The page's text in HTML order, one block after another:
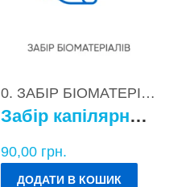
0. ЗАБІР БІОМАТЕРІАЛІВ
Забір капілярної крові
90,00 грн.
ДОДАТИ В КОШИК